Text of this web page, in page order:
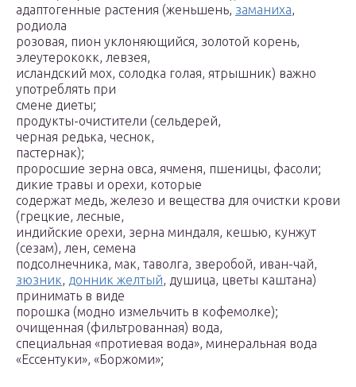
адаптогенные растения (женьшень, заманиха,
родиола
розовая, пион уклоняющийся, золотой корень,
элеутерококк, левзея,
исландский мох, солодка голая, ятрышник) важно
употреблять при
смене диеты;
продукты-очистители (сельдерей,
черная редька, чеснок,
пастернак);
проросшие зерна овса, ячменя, пшеницы, фасоли;
дикие травы и орехи, которые
содержат медь, железо и вещества для очистки крови
(грецкие, лесные,
индийские орехи, зерна миндаля, кешью, кунжут
(сезам), лен, семена
подсолнечника, мак, таволга, зверобой, иван-чай,
зюзник, донник желтый, душица, цветы каштана)
принимать в виде
порошка (модно измельчить в кофемолке);
очищенная (фильтрованная) вода,
специальная «протиевая вода», минеральная вода
«Ессентуки», «Боржоми»;